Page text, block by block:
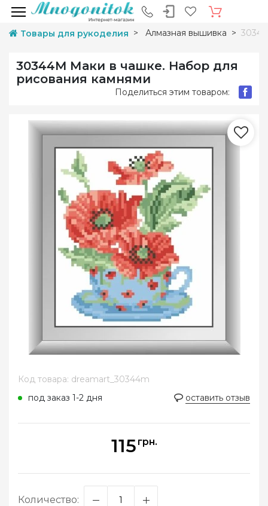
Товары для рукоделия Алмазная вышивка
30344M Маки в чашке. Набор для
рисования камнями
Поделиться этим товаром:
Код товара: dreamart_30344m
под заказ 1-2 дня
оставить отзыв
115 грн.
Количество: